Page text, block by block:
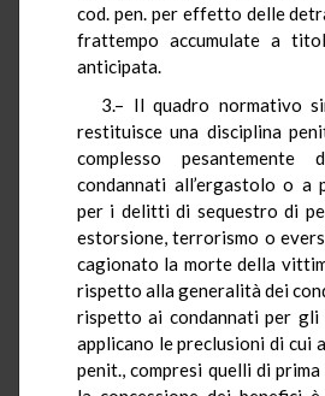
cod. pen. per effetto delle
frattempo accumulate a
anticipata.
3.– Il quadro normativo
restituisce una disciplina
complesso
condannati all’ergastolo o a
per i delitti di sequestro di
estorsione, terrorismo o
cagionato la morte della
rispetto alla generalità dei
rispetto ai condannati per
applicano le preclusioni di cui
penit., compresi quelli di